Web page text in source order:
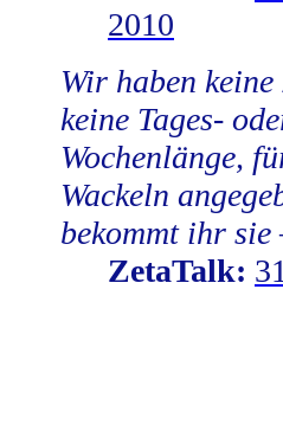
2010
Wir haben
keine Tages-
Wochenlänge,
Wackeln
bekommt ihr sie
ZetaTalk: